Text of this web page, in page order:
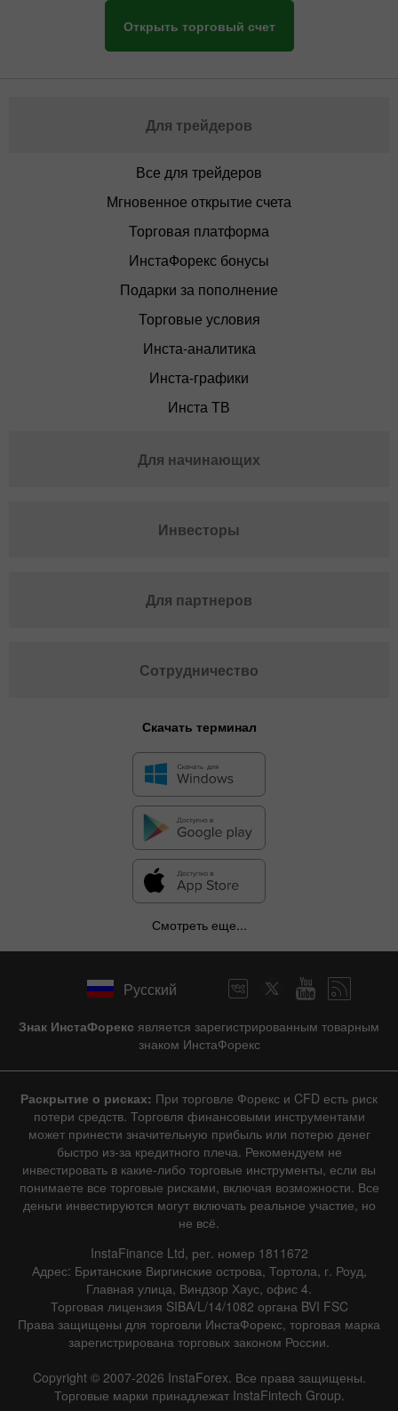
Открыть торговый счет
Для трейдеров
Все для трейдеров
Мгновенное открытие счета
Торговая платформа
ИнстаФорекс бонусы
Подарки за пополнение
Торговые условия
Инста-аналитика
Инста-графики
Инста ТВ
Для начинающих
Инвесторы
Для партнеров
Сотрудничество
Скачать терминал
Смотреть еще...
Русский
Знак ИнстаФорекс является зарегистрированным товарным
знаком ИнстаФорекс
Раскрытие о рисках: При торговле Форекс и CFD есть риск
потери средств. Торговля финансовыми инструментами
может принести значительную прибыль или потерю денег
быстро из-за кредитного плеча. Рекомендуем не
инвестировать в какие-либо торговые инструменты, если вы
понимаете все торговые рисками, включая возможности. Все
деньги инвестируются могут включать реальное участие, но
не всё.
InstaFinance Ltd, рег. номер 1811672
Адрес: Британские Виргинские острова, Тортола, г. Роуд,
Главная улица, Виндзор Хаус, офис 4.
Торговая лицензия SIBA/L/14/1082 органа BVI FSC
Права защищены для торговли ИнстаФорекс, торговая марка
зарегистрирована торговых законом России.
Copyright © 2007-2026 InstaForex. Все права защищены.
Торговые марки принадлежат InstaFintech Group.